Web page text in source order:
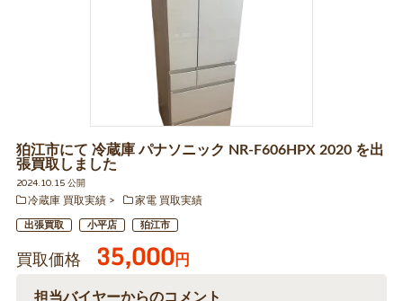
狛江市にて 冷蔵庫 パナソニック NR-F606HPX 2020 を出
張買取しました
2024.10.15 公開
冷蔵庫 買取実績
家電 買取実績
出張買取 小平店 狛江市
買取価格 35,000円
担当バイヤーからのコメント